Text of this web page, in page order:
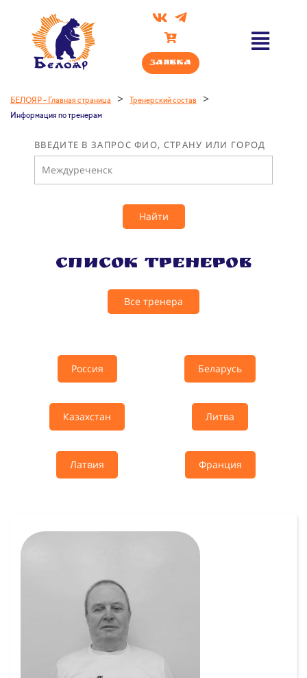
Заявка
БЕЛОЯР - Главная страница > Тренерский состав >
Информация по тренерам
ВВЕДИТЕ В ЗАПРОС ФИО, СТРАНУ ИЛИ ГОРОД
Найти
Список тренеров
Все тренера
Россия Беларусь
Казахстан Литва
Латвия Франция